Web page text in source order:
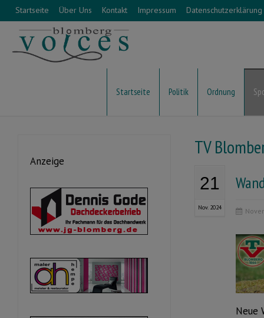
Startseite Über Uns Kontakt Impressum Datenschutzerklärung
Startseite Politik Ordnung
TV
21
Nov. 2024
Neue
Anzeige